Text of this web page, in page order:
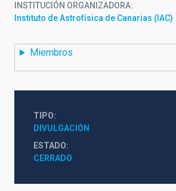
INSTITUCIÓN ORGANIZADORA
Instituto de Astrofísica de Canarias (IAC)
Miembros
TIPO
DIVULGACIÓN
ESTADO
CERRADO